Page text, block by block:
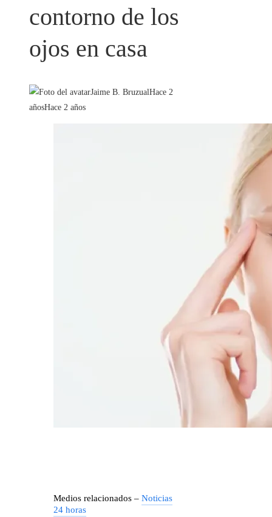
contorno de los
ojos en casa
Jaime B. BruzualHace 2
añosHace 2 años
Medios relacionados – Noticias
24 horas